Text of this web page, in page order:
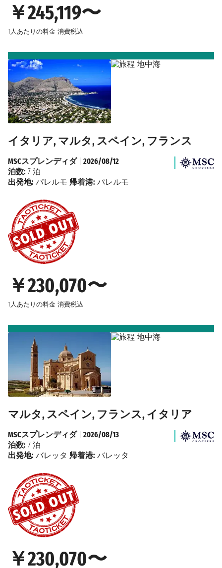
￥245,119〜
1人あたりの料金 消費税込
イタリア, マルタ, スペイン, フランス
￥230,070〜
1人あたりの料金 消費税込
MSCスプレンディダ| 2026/08/12
泊数: 7 泊
出発地: パレルモ 帰着港: パレルモ
マルタ, スペイン, フランス, イタリア
￥230,070〜
MSCスプレンディダ| 2026/08/13
泊数: 7 泊
出発地: バレッタ 帰着港: バレッタ